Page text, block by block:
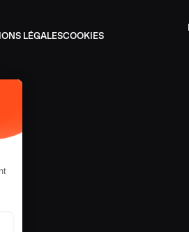
LÉGALESCOOKIES